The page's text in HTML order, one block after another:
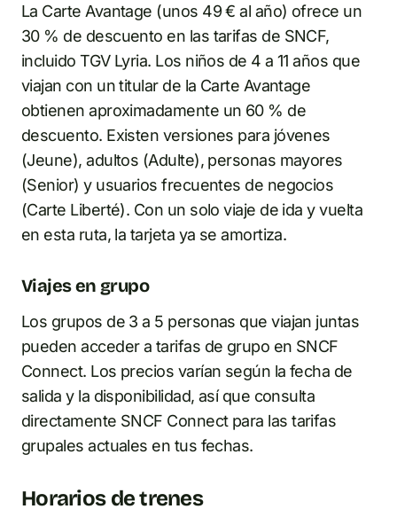
La Carte Avantage (unos 49 € al año) ofrece un
30 % de descuento en las tarifas de SNCF,
incluido TGV Lyria. Los niños de 4 a 11 años que
viajan con un titular de la Carte Avantage
obtienen aproximadamente un 60 % de
descuento. Existen versiones para jóvenes
(Jeune), adultos (Adulte), personas mayores
(Senior) y usuarios frecuentes de negocios
(Carte Liberté). Con un solo viaje de ida y vuelta
en esta ruta, la tarjeta ya se amortiza.
Viajes en grupo
Los grupos de 3 a 5 personas que viajan juntas
pueden acceder a tarifas de grupo en SNCF
Connect. Los precios varían según la fecha de
salida y la disponibilidad, así que consulta
directamente SNCF Connect para las tarifas
grupales actuales en tus fechas.
Horarios de trenes